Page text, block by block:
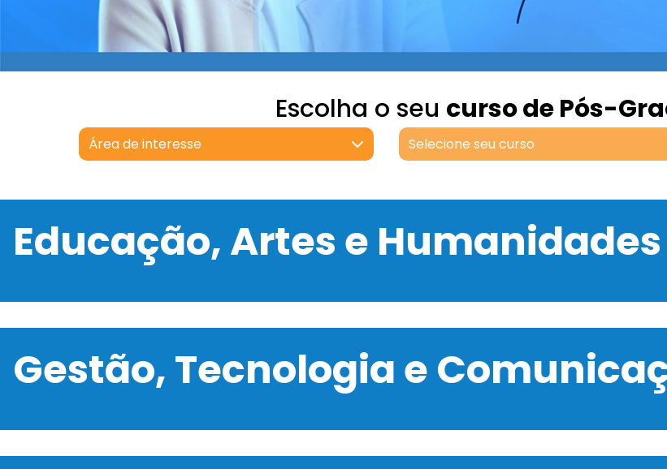
Escolha o seu curso de Pós-
Área de interesse Selecione seu curso
Educação, Artes e Humanidades
Gestão, Tecnologia e